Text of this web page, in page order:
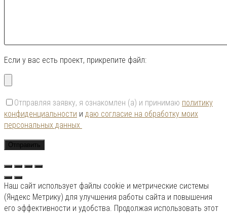
Если у вас есть проект, прикрепите файл:
Отправляя заявку, я ознакомлен (а) и принимаю политику
конфиденциальности и даю согласие на обработку моих
персональных данных
Наш сайт использует файлы cookie и метрические системы
(Яндекс Метрику) для улучшения работы сайта и повышения
его эффективности и удобства. Продолжая использовать этот